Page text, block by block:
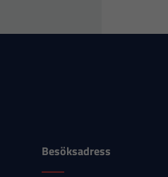
Besöksadress